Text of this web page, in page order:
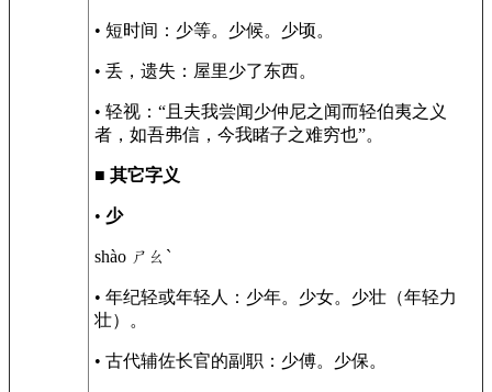
• 短时间：少等。少候。少顷。
• 丢，遗失：屋里少了东西。
• 轻视：“且夫我尝闻少仲尼之闻而轻伯夷之义
者，如吾弗信，今我睹子之难穷也”。
■ 其它字义
• 少
shào ㄕㄠˋ
• 年纪轻或年轻人：少年。少女。少壮（年轻力
壮）。
• 古代辅佐长官的副职：少傅。少保。